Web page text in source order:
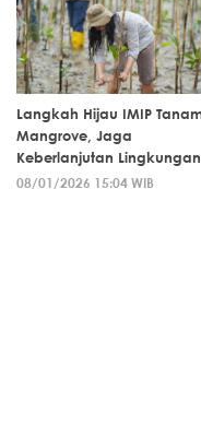
Langkah Hijau IMIP
Mangrove, Jaga
Keberlanjutan Lingkungan
08/01/2026 15:04 WIB